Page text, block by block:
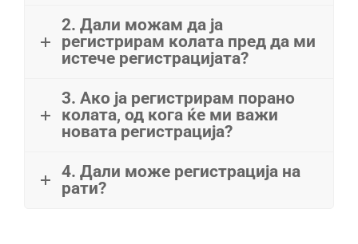
САК КЛУБ
2. Дали можам да ја
регистрирам колата пред да ми
истече регистрацијата?
3. Ако ја регистрирам порано
колата, од кога ќе ми важи
новата регистрација?
4. Дали може регистрација на
рати?